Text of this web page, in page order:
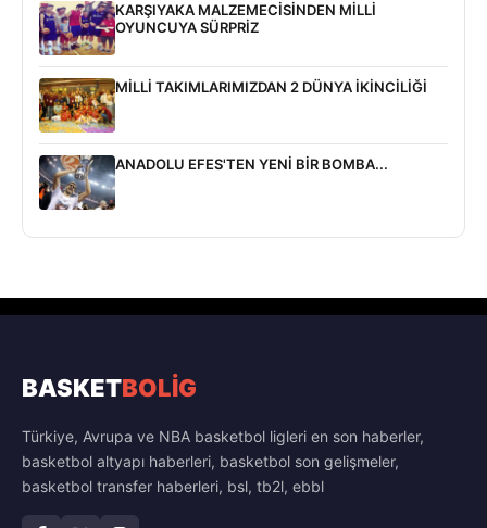
KARŞIYAKA MALZEMECİSİNDEN MİLLİ
OYUNCUYA SÜRPRİZ
MİLLİ TAKIMLARIMIZDAN 2 DÜNYA İKİNCİLİĞİ
ANADOLU EFES'TEN YENİ BİR BOMBA...
BASKETBOLİG
Türkiye, Avrupa ve NBA basketbol ligleri en son haberler,
basketbol altyapı haberleri, basketbol son gelişmeler,
basketbol transfer haberleri, bsl, tb2l, ebbl